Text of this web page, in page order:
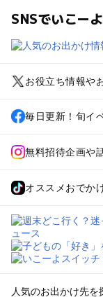
SNSでいこー
お役立ち情報や
毎日更新！旬イ
無料招待企画や
オススメおでか
人気のお出かけ先を